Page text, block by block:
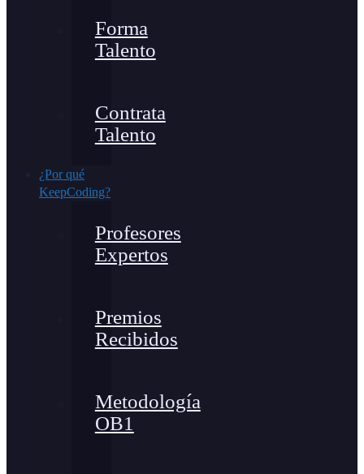
Forma
Talento
Contrata
Talento
¿Por qué
KeepCoding?
Profesores
Expertos
Premios
Recibidos
Metodología
OB1